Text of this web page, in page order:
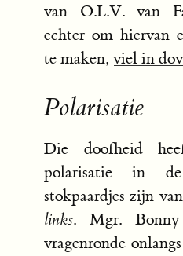
van O.L.V. van
echter om hiervan
te maken, viel in
Polarisatie
Die doofheid
polarisatie in
stokpaardjes zijn van
links. Mgr.
vragenronde